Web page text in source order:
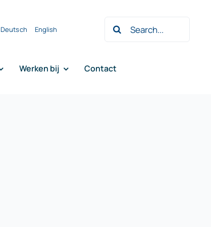
Deutsch English
Zoeken
naar:
Werken bij Contact